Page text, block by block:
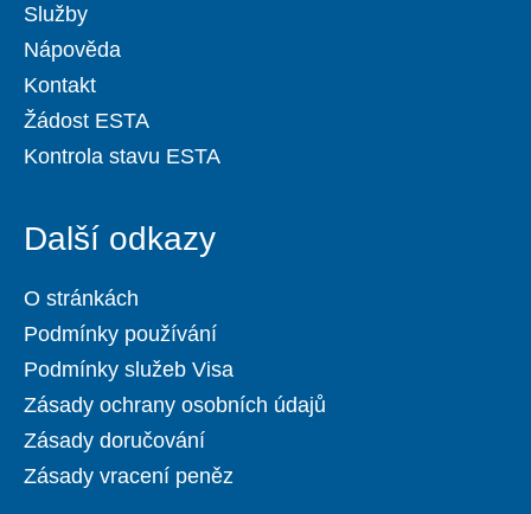
Služby
Nápověda
Kontakt
Žádost ESTA
Kontrola stavu ESTA
Další odkazy
O stránkách
Podmínky používání
Podmínky služeb Visa
Zásady ochrany osobních údajů
Zásady doručování
Zásady vracení peněz